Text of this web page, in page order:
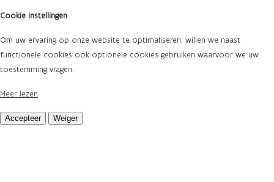
Cookie instellingen
Om uw ervaring op onze website te optimaliseren, willen we naast
functionele cookies ook optionele cookies gebruiken waarvoor we uw
toestemming vragen.
Meer lezen
Accepteer Weiger